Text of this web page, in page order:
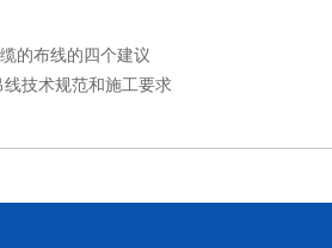
的布线的四个建议
技术规范和施工要求